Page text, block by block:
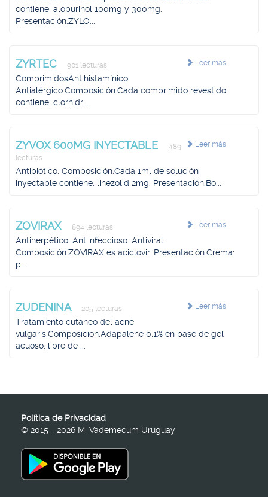
contiene: alopurinol 100mg y 300mg.
Presentación.ZYLO...
Leer más
ZYRTEC 901 lecturas
ComprimidosAntihistamínico.
Antialérgico.Composición.Cada comprimido revestido
contiene: clorhidr...
Leer más
ZYVOX 600MG INYECTABLE
489
lecturas
Antibiótico. Composición.Cada 1ml de solución
inyectable contiene: linezolid 2mg. Presentación.Bo...
Leer más
ZOVIRAX 894 lecturas
Antiherpético. Antiinfeccioso. Antiviral.
Composición.ZOVIRAX es aciclovir. Presentación.Crema:
p...
Leer más
ZUDENINA 205 lecturas
Tratamiento cutáneo del acné
vulgaris.Composición.Adapalene 0,1% en base de gel
acuoso, libre de ...
Política de Privacidad
© 2015 - 2026 Mi Vademecum Uruguay